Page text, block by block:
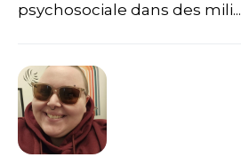
psychosociale dans des mili...